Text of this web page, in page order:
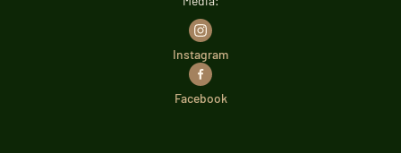
Instagram
Facebook